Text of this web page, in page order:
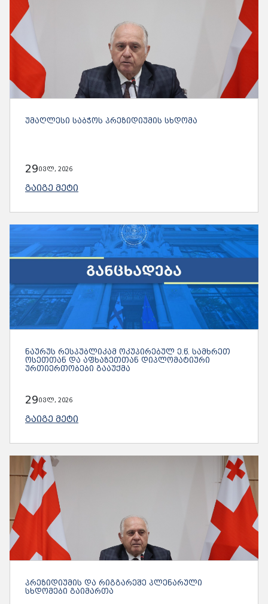
ᲣᲛᲐᲦᲚᲔᲡᲘ ᲡᲐᲑᲭᲝᲡ ᲞᲠᲔᲖᲘᲓᲘᲣᲛᲘᲡ ᲡᲮᲓᲝᲛᲐ
29ივლ, 2026
ᲒᲐᲘᲒᲔ ᲛᲔᲢᲘ
ᲜᲐᲣᲠᲣᲡ ᲠᲔᲡᲞᲣᲑᲚᲘᲙᲐᲛ ᲝᲙᲣᲞᲘᲠᲔᲑᲣᲚ Ე.Წ. ᲡᲐᲛᲮᲠᲔᲗ
ᲝᲡᲔᲗᲗᲐᲜ ᲓᲐ ᲐᲤᲮᲐᲖᲔᲗᲗᲐᲜ ᲓᲘᲞᲚᲝᲛᲐᲢᲘᲣᲠᲘ
ᲣᲠᲗᲘᲔᲠᲗᲝᲑᲔᲑᲘ ᲒᲐᲐᲣᲥᲛᲐ
29ივლ, 2026
ᲒᲐᲘᲒᲔ ᲛᲔᲢᲘ
ᲞᲠᲔᲖᲘᲓᲘᲣᲛᲘᲡ ᲓᲐ ᲠᲘᲒᲒᲐᲠᲔᲨᲔ ᲞᲚᲔᲜᲐᲠᲣᲚᲘ
ᲡᲮᲓᲝᲛᲔᲑᲘ ᲒᲐᲘᲛᲐᲠᲗᲐ